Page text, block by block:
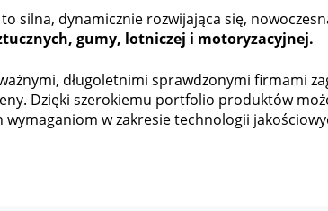
to silna, dynamicznie rozwijająca się,
gumy, lotniczej i motoryzacyjnej.
długoletnimi sprawdzonymi firmami
Dzięki szerokiemu portfolio produktów
wymaganiom w zakresie technologii